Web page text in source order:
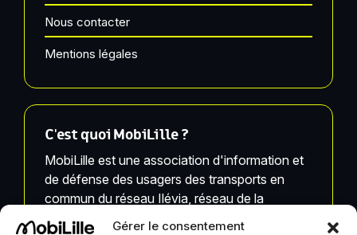
Gérer le consentement
Nous contacter
Mentions légales
C'est quoi MobiLille ?
MobiLille est une association d'information et
de défense des usagers des transports en
commun du réseau Ilévia, réseau de la
Métropole Européenne de Lille.